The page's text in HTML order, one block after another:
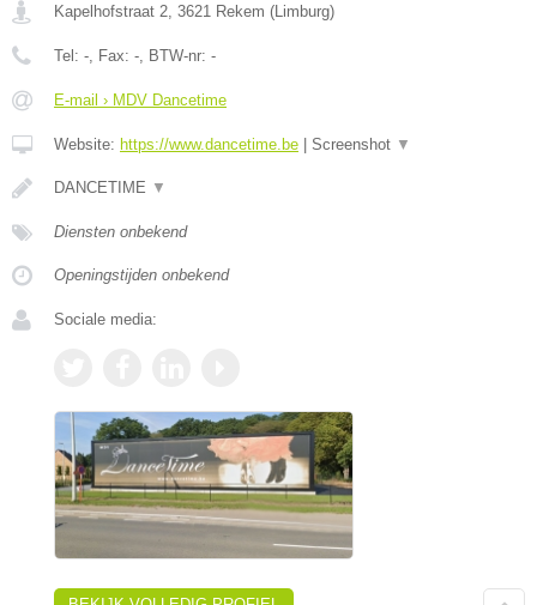
Kapelhofstraat 2 3621 Rekem (Limburg)
Tel: - , Fax: - , BTW-nr: -
E-mail › MDV Dancetime
Website: https://www.dancetime.be | Screenshot ▼
DANCETIME ▼
Diensten onbekend
Openingstijden onbekend
Sociale media: